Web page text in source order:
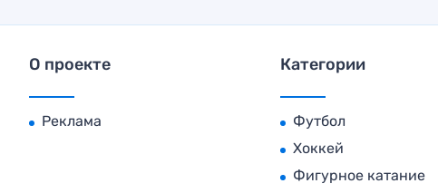
О проекте
Реклама
Категории
Футбол
Хоккей
Фигурное катание